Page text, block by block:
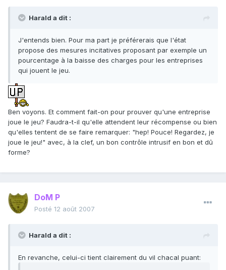
Harald a dit :
J'entends bien. Pour ma part je préférerais que l'état
propose des mesures incitatives proposant par exemple un
pourcentage à la baisse des charges pour les entreprises
qui jouent le jeu.
Ben voyons. Et comment fait-on pour prouver qu'une entreprise
joue le jeu? Faudra-t-il qu'elle attendent leur récompense ou bien
qu'elles tentent de se faire remarquer: "hep! Pouce! Regardez, je
joue le jeu!" avec, à la clef, un bon contrôle intrusif en bon et dû
forme?
DoM P
Posté 12 août 2007
Harald a dit :
En revanche, celui-ci tient clairement du vil chacal puant: